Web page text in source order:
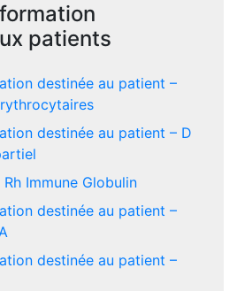
patients
destinée au patient –
destinée au patient – D
Immune Globulin
destinée au patient –
destinée au patient –